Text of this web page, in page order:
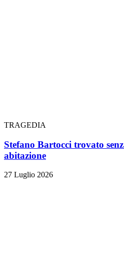
TRAGEDIA
Stefano Bartocci trovato
abitazione
27 Luglio 2026